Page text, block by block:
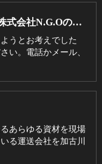
加古川市の運送･株式会社N.G.Oのお客様の声
うとお考えでした
い。電話かメール、
あらゆる資材を現場
る運送会社を加古川